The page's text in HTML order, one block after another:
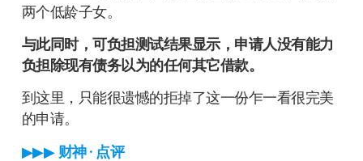
两个低龄子女。
与此同时，可负担测试结果显示，申请人没有能力
负担除现有债务以为的任何其它借款。
到这里，只能很遗憾的拒掉了这一份乍一看很完美
的申请。
▶▶▶ 财神 · 点评